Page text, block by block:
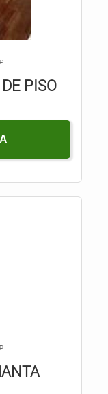
PISO